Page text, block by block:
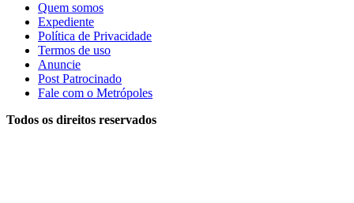
Quem somos
Expediente
Política de Privacidade
Termos de uso
Anuncie
Post Patrocinado
Fale com o Metrópoles
Todos os direitos reservados